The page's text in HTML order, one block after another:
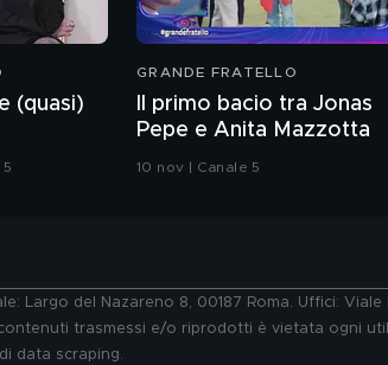
(quasi)
GRANDE FRATELLO
Il primo bacio tra Jonas
Pepe e Anita Mazzotta
10 nov | Canale 5
Largo del Nazareno 8, 00187 Roma. Uffici:
trasmessi e/o riprodotti è vietata ogni
data scraping.